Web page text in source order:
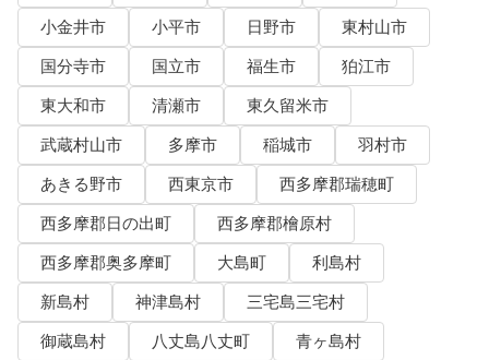
小金井市
小平市 日野市
東村山市
国分寺市
国立市 福生市
狛江市
東大和市
清瀬市
東久留米市
武蔵村山市
多摩市 稲城市
羽村市
あきる野市
西東京市
西多摩郡瑞穂町
西多摩郡日の出町
西多摩郡檜原村
西多摩郡奥多摩町
大島町
利島村
新島村
神津島村
三宅島三宅村
御蔵島村
八丈島八丈町
青ヶ島村